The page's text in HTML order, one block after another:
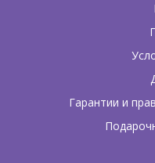
Гарантии и